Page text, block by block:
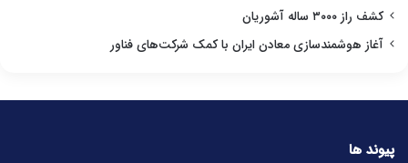
کشف راز ۳۰۰۰ ساله آشوریان
آغاز هوشمندسازی معادن ایران با کمک شرکت‌های فناور
پیوند ها